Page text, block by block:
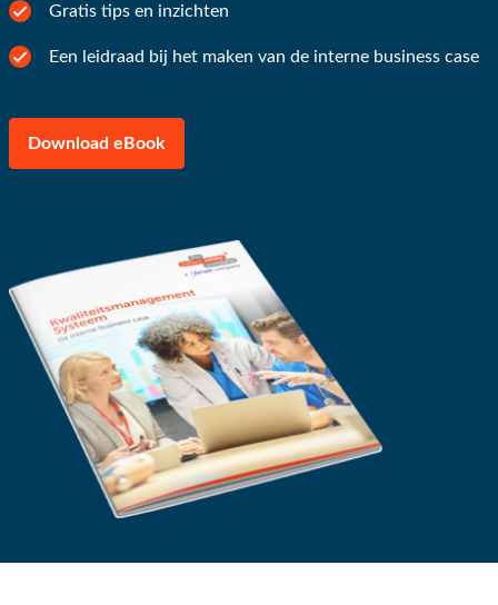
Gratis tips en inzichten
Een leidraad bij het maken van de interne business case
Download eBook